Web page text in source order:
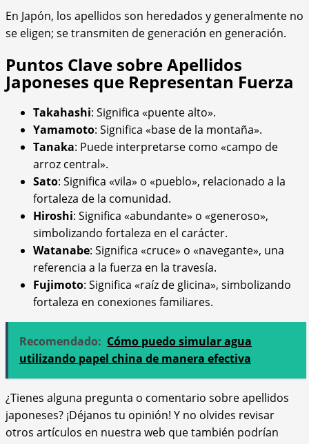
En Japón, los apellidos son heredados y generalmente no
se eligen; se transmiten de generación en generación.
Puntos Clave sobre Apellidos
Japoneses que Representan Fuerza
Takahashi: Significa «puente alto».
Yamamoto: Significa «base de la montaña».
Tanaka: Puede interpretarse como «campo de
arroz central».
Sato: Significa «vila» o «pueblo», relacionado a la
fortaleza de la comunidad.
Hiroshi: Significa «abundante» o «generoso»,
simbolizando fortaleza en el carácter.
Watanabe: Significa «cruce» o «navegante», una
referencia a la fuerza en la travesía.
Fujimoto: Significa «raíz de glicina», simbolizando
fortaleza en conexiones familiares.
Recomendado: Cómo puedo simular agua
utilizando papel china de manera efectiva
¿Tienes alguna pregunta o comentario sobre apellidos
japoneses? ¡Déjanos tu opinión! Y no olvides revisar
otros artículos en nuestra web que también podrían